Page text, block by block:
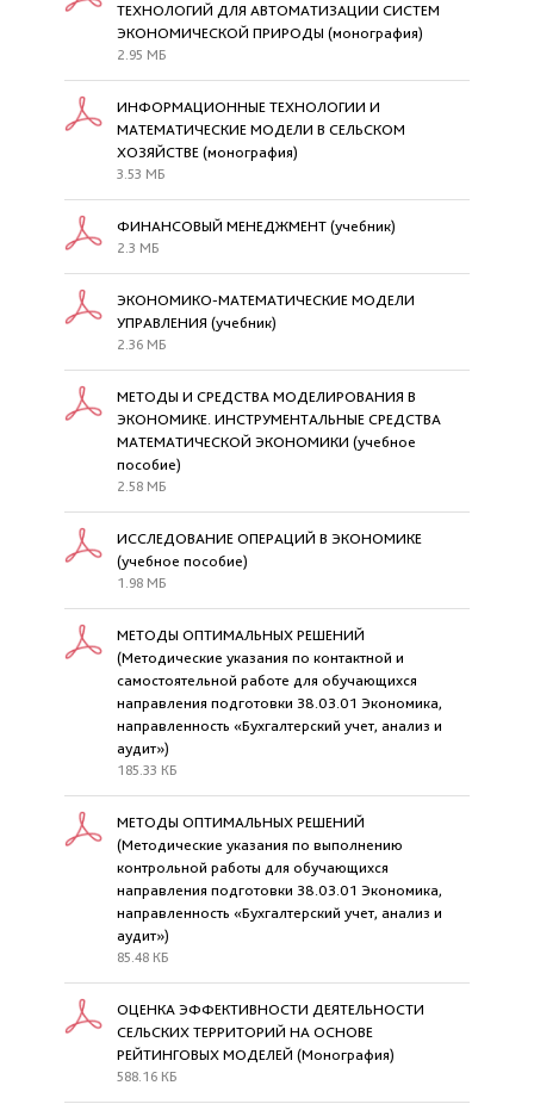
ТЕХНОЛОГИЙ ДЛЯ АВТОМАТИЗАЦИИ СИСТЕМ
ЭКОНОМИЧЕСКОЙ ПРИРОДЫ (монография)
2.95 МБ
ИНФОРМАЦИОННЫЕ ТЕХНОЛОГИИ И
МАТЕМАТИЧЕСКИЕ МОДЕЛИ В СЕЛЬСКОМ
ХОЗЯЙСТВЕ (монография)
3.53 МБ
ФИНАНСОВЫЙ МЕНЕДЖМЕНТ (учебник)
2.3 МБ
ЭКОНОМИКО-МАТЕМАТИЧЕСКИЕ МОДЕЛИ
УПРАВЛЕНИЯ (учебник)
2.36 МБ
МЕТОДЫ И СРЕДСТВА МОДЕЛИРОВАНИЯ В
ЭКОНОМИКЕ. ИНСТРУМЕНТАЛЬНЫЕ СРЕДСТВА
МАТЕМАТИЧЕСКОЙ ЭКОНОМИКИ (учебное
пособие)
2.58 МБ
ИССЛЕДОВАНИЕ ОПЕРАЦИЙ В ЭКОНОМИКЕ
(учебное пособие)
1.98 МБ
МЕТОДЫ ОПТИМАЛЬНЫХ РЕШЕНИЙ
(Методические указания по контактной и
самостоятельной работе для обучающихся
направления подготовки 38.03.01 Экономика,
направленность «Бухгалтерский учет, анализ и
аудит»)
185.33 КБ
МЕТОДЫ ОПТИМАЛЬНЫХ РЕШЕНИЙ
(Методические указания по выполнению
контрольной работы для обучающихся
направления подготовки 38.03.01 Экономика,
направленность «Бухгалтерский учет, анализ и
аудит»)
85.48 КБ
ОЦЕНКА ЭФФЕКТИВНОСТИ ДЕЯТЕЛЬНОСТИ
СЕЛЬСКИХ ТЕРРИТОРИЙ НА ОСНОВЕ
РЕЙТИНГОВЫХ МОДЕЛЕЙ (Монография)
588.16 КБ